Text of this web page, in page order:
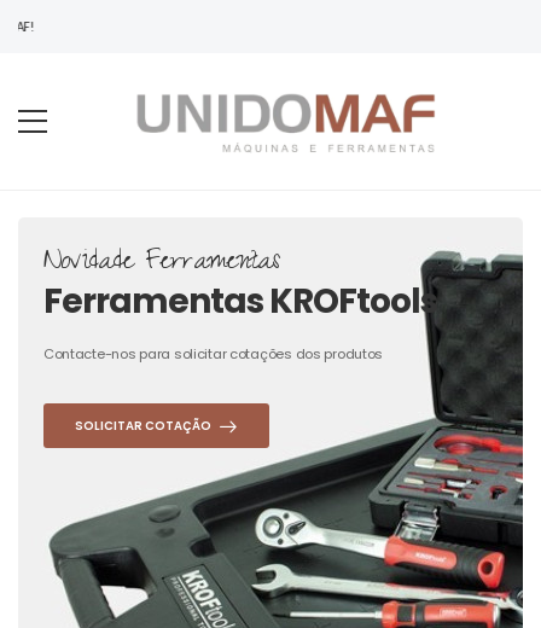
Novidade Ferramentas
Ferramentas KROFtools
Contacte-nos para solicitar cotações dos produtos
SOLICITAR COTAÇÃO